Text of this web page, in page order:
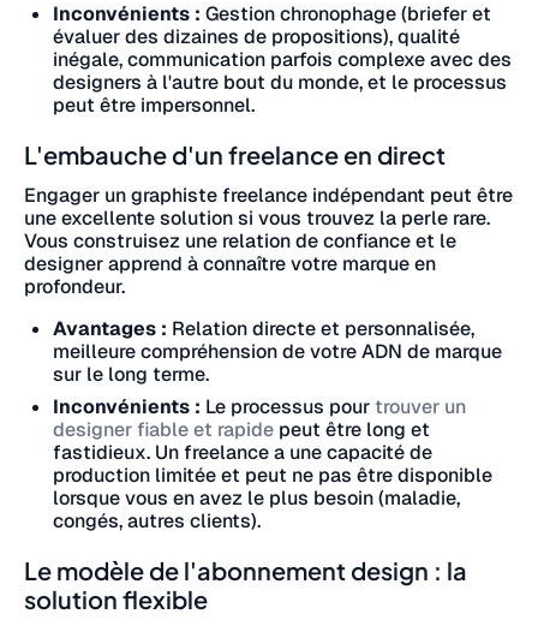
Inconvénients : Gestion chronophage (briefer et
évaluer des dizaines de propositions), qualité
inégale, communication parfois complexe avec des
designers à l'autre bout du monde, et le processus
peut être impersonnel.
L'embauche d'un freelance en direct
Engager un graphiste freelance indépendant peut être
une excellente solution si vous trouvez la perle rare.
Vous construisez une relation de confiance et le
designer apprend à connaître votre marque en
profondeur.
Avantages : Relation directe et personnalisée,
meilleure compréhension de votre ADN de marque
sur le long terme.
Inconvénients : Le processus pourtrouver un
designer fiable et rapide peut être long et
fastidieux. Un freelance a une capacité de
production limitée et peut ne pas être disponible
lorsque vous en avez le plus besoin (maladie,
congés, autres clients).
Le modèle de l'abonnement design : la
solution flexible